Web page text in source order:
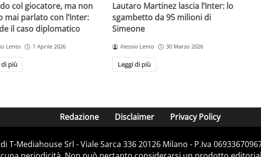
col giocatore, ma non
mai parlato con l’Inter:
il caso diplomatico
Lento 1 Aprile 2026
di più
Lautaro Martinez lascia l’Inter: lo
sgambetto da 95 milioni di
Simeone
Alessio Lento 30 Marzo 2026
Leggi di più
Redazione Disclaimer Privacy Policy
Mediahouse Srl - Viale Sarca 336 20126 Milano - P.Iva